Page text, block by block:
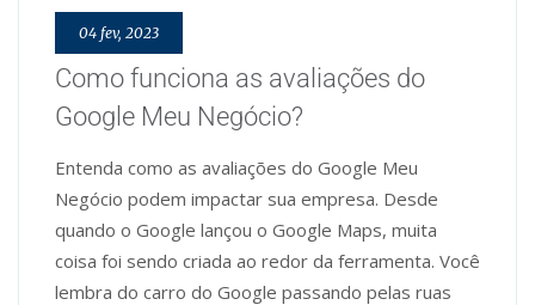
04 fev, 2023
Como funciona as avaliações do
Google Meu Negócio?
Entenda como as avaliações do Google Meu
Negócio podem impactar sua empresa. Desde
quando o Google lançou o Google Maps, muita
coisa foi sendo criada ao redor da ferramenta. Você
lembra do carro do Google passando pelas ruas